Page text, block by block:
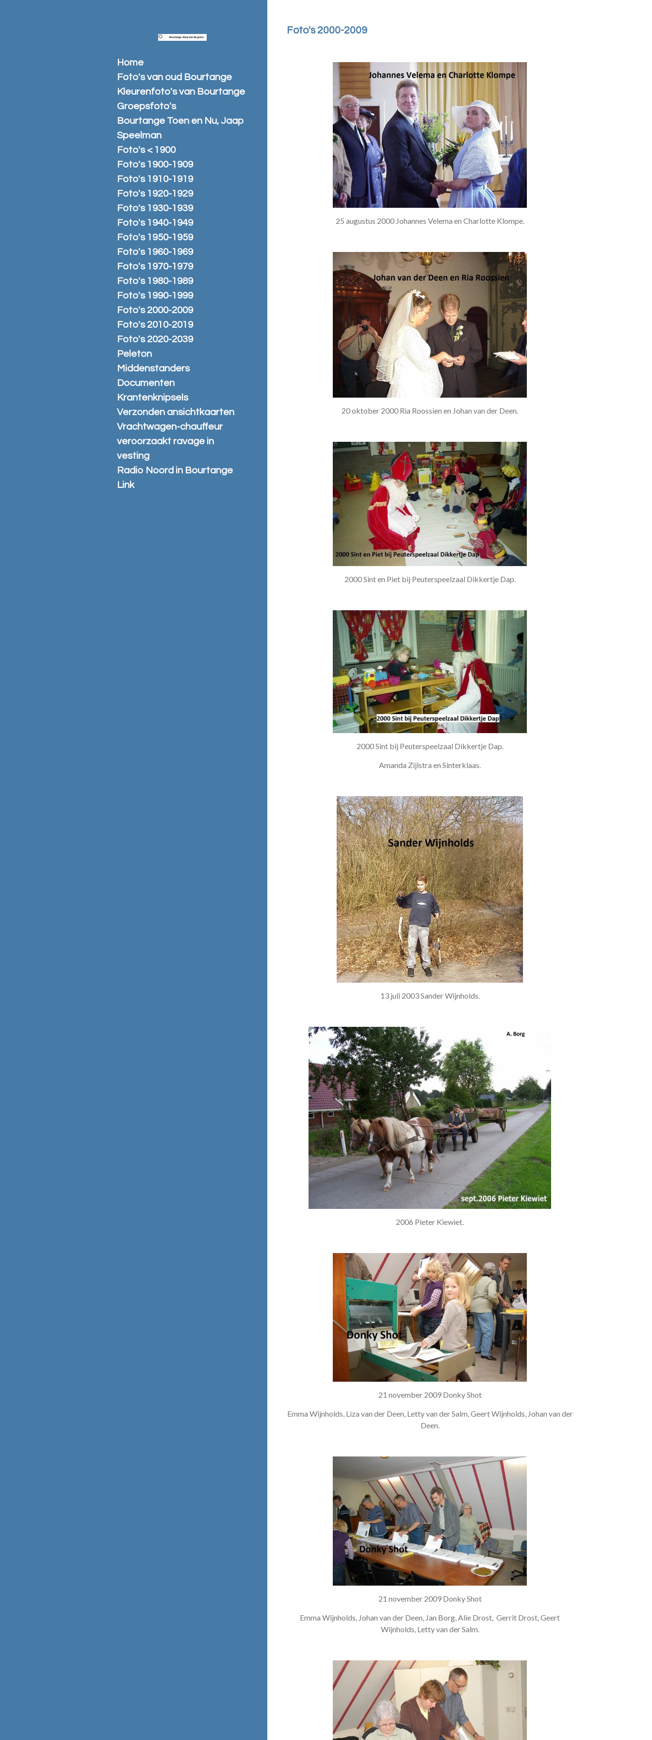
Foto's 2000-2009
25 augustus 2000 Johannes Velema en Charlotte Klompe.
20 oktober 2000 Ria Roossien en Johan van der Deen.
2000 Sint en Piet bij Peuterspeelzaal Dikkertje Dap.
2000 Sint bij Peuterspeelzaal Dikkertje Dap.
Amanda Zijlstra en Sinterklaas.
13 juli 2003 Sander Wijnholds.
2006 Pieter Kiewiet.
21 november 2009 Donky Shot
Emma Wijnholds, Liza van der Deen, Letty van der Salm, Geert Wijnholds, Johan van der
Deen.
21 november 2009 Donky Shot
Emma Wijnholds, Johan van der Deen, Jan Borg, Alie Drost, Gerrit Drost, Geert
Wijnholds, Letty van der Salm.
Home
Foto's van oud Bourtange
Kleurenfoto's van Bourtange
Groepsfoto's
Bourtange Toen en Nu, Jaap
Speelman
Foto's < 1900
Foto's 1900-1909
Foto's 1910-1919
Foto's 1920-1929
Foto's 1930-1939
Foto's 1940-1949
Foto's 1950-1959
Foto's 1960-1969
Foto's 1970-1979
Foto's 1980-1989
Foto's 1990-1999
Foto's 2000-2009
Foto's 2010-2019
Foto's 2020-2039
Peleton
Middenstanders
Documenten
Krantenknipsels
Verzonden ansichtkaarten
Vrachtwagen-chauffeur
veroorzaakt ravage in
vesting
Radio Noord in Bourtange
Link